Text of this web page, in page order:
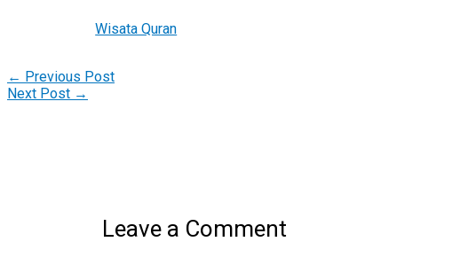
Wisata Quran
← Previous Post
Next Post →
Leave a Comment